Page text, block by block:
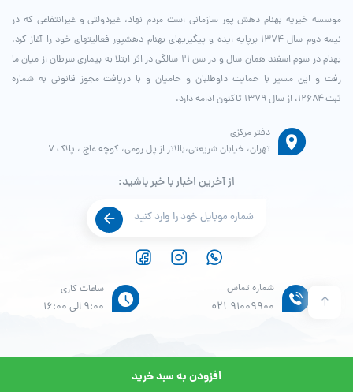
افزودن به سبد خرید
موسسه خیریه بهنام دهش پور سازمانی است مردم نهاد، غیردولتی و غیرانتفاعی که در
نیمه دوم سال ۱۳۷۴ برپایه ایده و پیگیری­های بهنام دهش­پور فعالیت­های خود را آغاز کرد.
بهنام در سوم اسفند همان سال و در سن ۲۱ سالگی در اثر ابتلا به بیماری سرطان از میان ما
رفت و این مسیر با حمایت داوطلبان و حامیان و با دریافت مجوز قانونی به شماره
ثبت ۱۲۶۸۴، از سال ۱۳۷۹ تاکنون ادامه دارد.
شماره تماس
021 91009900
ساعات کاری
9:00 الی 16:00
دفتر مرکزی
تهران، خیابان شریعتی،بالاتر از پل رومی، کوچه عاج ، پلاک ۷
از آخرین اخبار با خبر باشید:
© طراحی و پشتیبانی سایت واحد انفورماتیک موسسه خیریه بهنام دهش پور